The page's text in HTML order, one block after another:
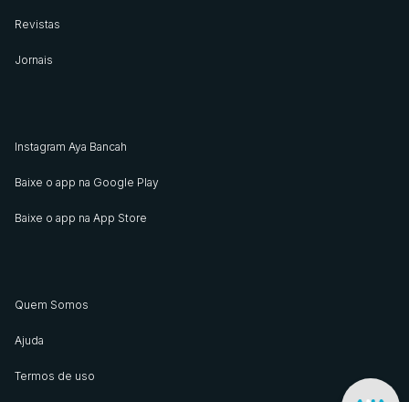
Revistas
Jornais
Instagram Aya Bancah
Baixe o app na Google Play
Baixe o app na App Store
Quem Somos
Ajuda
Termos de uso